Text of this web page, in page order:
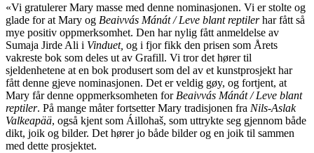
«Vi gratulerer Mary masse med denne nominasjonen. Vi er stolte og
glade for at Mary og Beaivvás Mánát / Leve blant reptilerhar fått så
mye positiv oppmerksomhet. Den har nylig fått anmeldelse av
Sumaja Jirde Ali i Vinduet, og i fjor fikk den prisen som Årets
vakreste bok som deles ut av Grafill. Vi tror det hører til
sjeldenhetene at en bok produsert som del av et kunstprosjekt har
fått denne gjeve nominasjonen. Det er veldig gøy, og fortjent, at
Mary får denne oppmerksomheten for Beaivvás Mánát / Leve blant
reptiler. På mange måter fortsetter Mary tradisjonen fra Nils-Aslak
Valkeapää, også kjent som Áillohaš, som uttrykte seg gjennom både
dikt, joik og bilder. Det hører jo både bilder og en joik til sammen
med dette prosjektet.